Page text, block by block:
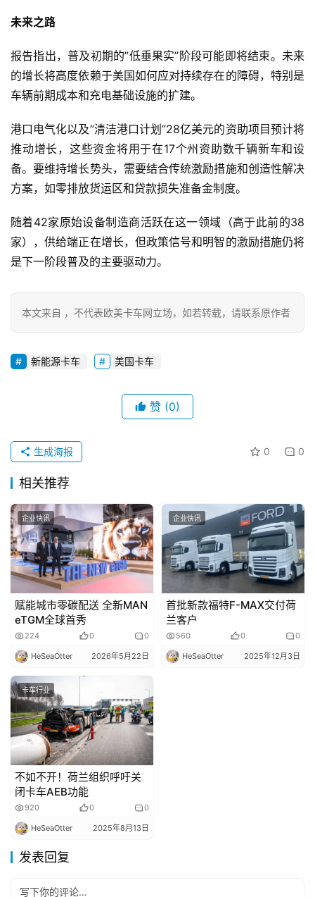
未来之路
报告指出，普及初期的”低垂果实”阶段可能即将结束。未来
的增长将高度依赖于美国如何应对持续存在的障碍，特别是
车辆前期成本和充电基础设施的扩建。
港口电气化以及”清洁港口计划”28亿美元的资助项目预计将
推动增长，这些资金将用于在17个州资助数千辆新车和设
备。要维持增长势头，需要结合传统激励措施和创造性解决
方案，如零排放货运区和贷款损失准备金制度。
随着42家原始设备制造商活跃在这一领域（高于此前的38
家），供给端正在增长，但政策信号和明智的激励措施仍将
是下一阶段普及的主要驱动力。
本文来自 ，不代表欧美卡车网立场，如若转载，请联系原作者
新能源卡车 美国卡车
赞 (0)
0 0
生成海报
相关推荐
企业快讯
赋能城市零碳配送 全新MAN
eTGM全球首秀
224 0 0
HeSeaOtter 2026年5月22日
企业快讯
首批新款福特F-MAX交付荷
兰客户
560 0 0
HeSeaOtter 2025年12月3日
卡车行业
不如不开！荷兰组织呼吁关
闭卡车AEB功能
920 0 0
HeSeaOtter 2025年8月13日
发表回复